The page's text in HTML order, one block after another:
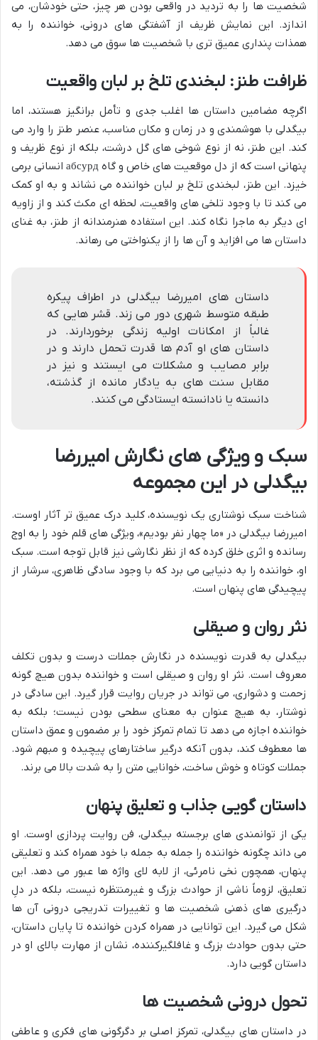
شخصیت ها را به تردید در واقعی بودن هر چیز، حتی خودشان، می
اندازد. این نمایش ظریف از آشفتگی های درونی، خواننده را به
همذات پنداری عمیق تری با شخصیت ها سوق می دهد.
ظرافت طنز: لبخندی تلخ بر لبان واقعیت
اگرچه مضامین داستان ها اغلب جدی و تأمل برانگیز هستند، اما
بیگدلی با هوشمندی و در زمان و مکان مناسب، عنصر طنز را وارد می
کند. این طنز، نه از نوع شوخی های گل درشت، بلکه از نوع ظریف و
پنهانی است که از دل موقعیت های خاص و گاه абсурд انسانی برمی
خیزد. این طنز، لبخندی تلخ بر لبان خواننده می نشاند و به او کمک
می کند تا با وجود تلخی های واقعیت، لحظه ای مکث کند و از زاویه
ای دیگر به ماجرا نگاه کند. این استفاده هنرمندانه از طنز، به غنای
داستان ها می افزاید و آن ها را از یکنواختی می رهاند.
داستان های امیررضا بیگدلی در اطراف پیکره
طبقه متوسط شهری دور می زند. قشر هایی که
غالباً از امکانات اولیه زندگی برخوردارند. در
داستان های او آدم ها قدرت تحمل دارند و در
برابر مصايب و مشکلات می ایستند و نیز در
مقابل سنت های به یادگار مانده از گذشته،
دانسته یا نادانسته ایستادگی می کنند.
سبک و ویژگی های نگارش امیررضا
بیگدلی در این مجموعه
شناخت سبک نوشتاری یک نویسنده، کلید درک عمیق تر آثار اوست.
امیررضا بیگدلی در «ما چهار نفر بودیم»، ویژگی های قلم خود را به اوج
رسانده و اثری خلق کرده که از نظر نگارشی نیز قابل توجه است. سبک
او، خواننده را به دنیایی می برد که با وجود سادگی ظاهری، سرشار از
پیچیدگی های پنهان است.
نثر روان و صیقلی
بیگدلی به قدرت نویسنده در نگارش جملات درست و بدون تکلف
معروف است. نثر او روان و صیقلی است و خواننده بدون هیچ گونه
زحمت و دشواری، می تواند در جریان روایت قرار گیرد. این سادگی در
نوشتار، به هیچ عنوان به معنای سطحی بودن نیست؛ بلکه به
خواننده اجازه می دهد تا تمام تمرکز خود را بر مضمون و عمق داستان
ها معطوف کند، بدون آنکه درگیر ساختارهای پیچیده و مبهم شود.
جملات کوتاه و خوش ساخت، خوانایی متن را به شدت بالا می برند.
داستان گویی جذاب و تعلیق پنهان
یکی از توانمندی های برجسته بیگدلی، فن روایت پردازی اوست. او
می داند چگونه خواننده را جمله به جمله با خود همراه کند و تعلیقی
پنهان، همچون نخی نامرئی، از لابه لای واژه ها عبور می دهد. این
تعلیق، لزوماً ناشی از حوادث بزرگ و غیرمنتظره نیست، بلکه در دلِ
درگیری های ذهنی شخصیت ها و تغییرات تدریجی درونی آن ها
شکل می گیرد. این توانایی در همراه کردن خواننده تا پایان داستان،
حتی بدون حوادث بزرگ و غافلگیرکننده، نشان از مهارت بالای او در
داستان گویی دارد.
تحول درونی شخصیت ها
در داستان های بیگدلی، تمرکز اصلی بر دگرگونی های فکری و عاطفی